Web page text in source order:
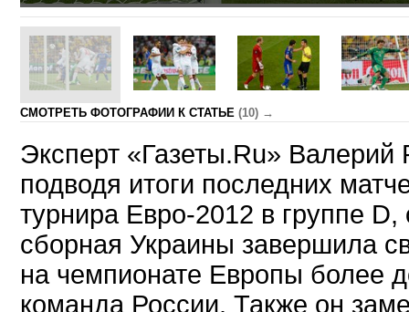
CМОТРЕТЬ ФОТОГРАФИИ К СТАТЬЕ (10) →
Эксперт «Газеты.Ru» Валерий
подводя итоги последних
турнира Евро-2012 в группе D,
сборная Украины завершила
на чемпионате Европы более
команда России. Также он